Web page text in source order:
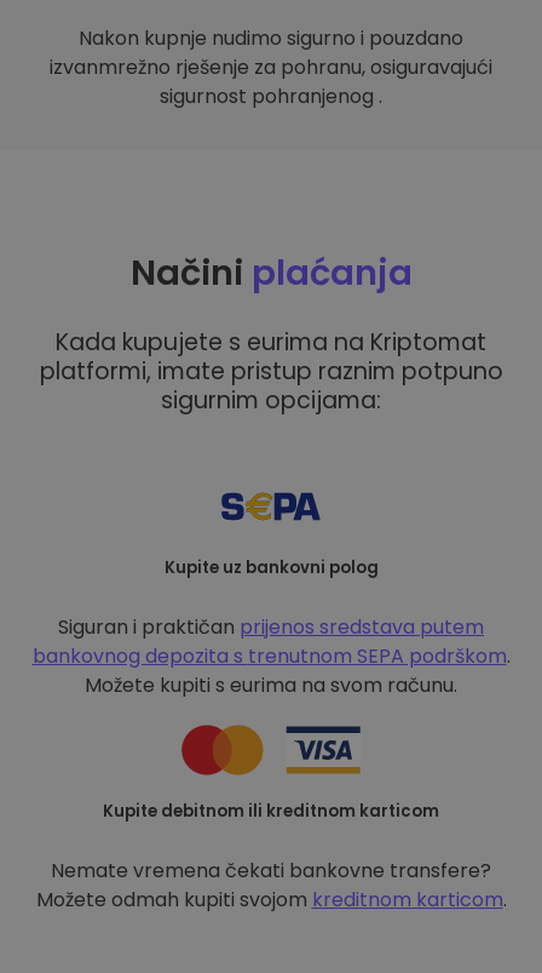
Nakon kupnje nudimo sigurno i pouzdano
izvanmrežno rješenje za pohranu, osiguravajući
sigurnost pohranjenog .
Načini plaćanja
Kada kupujete s eurima na Kriptomat
platformi, imate pristup raznim potpuno
sigurnim opcijama:
Kupite uz bankovni polog
Siguran i praktičan prijenos sredstava putem
bankovnog depozita s trenutnom SEPA podrškom.
Možete kupiti s eurima na svom računu.
Kupite debitnom ili kreditnom karticom
Nemate vremena čekati bankovne transfere?
Možete odmah kupiti svojom kreditnom karticom.